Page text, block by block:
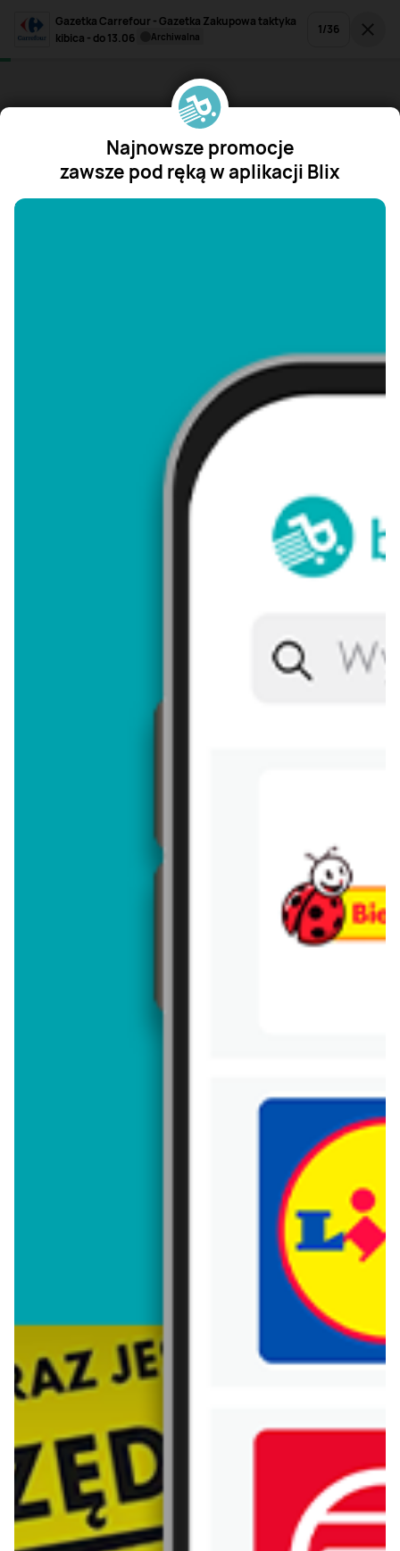
Trafiłeś na nieaktualną gazetkę
Zobacz aktualne gazetki Blix!
aktualna od dziś
Gazetka Carrefour - Gazetka Zakupowa taktyka
kibica - do 13.06
archiwalna 1/36
Najnowsze promocje
zawsze pod ręką w aplikacji Blix
"/>